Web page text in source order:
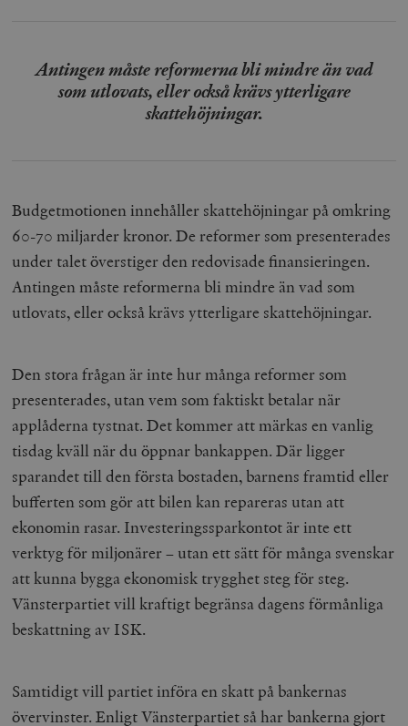
Antingen måste reformerna bli mindre än vad
som utlovats, eller också krävs ytterligare
skattehöjningar.
Budgetmotionen innehåller skattehöjningar på omkring
60-70 miljarder kronor. De reformer som presenterades
under talet överstiger den redovisade finansieringen.
Antingen måste reformerna bli mindre än vad som
utlovats, eller också krävs ytterligare skattehöjningar.
Den stora frågan är inte hur många reformer som
presenterades, utan vem som faktiskt betalar när
applåderna tystnat. Det kommer att märkas en vanlig
tisdag kväll när du öppnar bankappen. Där ligger
sparandet till den första bostaden, barnens framtid eller
bufferten som gör att bilen kan repareras utan att
ekonomin rasar. Investeringssparkontot är inte ett
verktyg för miljonärer – utan ett sätt för många svenskar
att kunna bygga ekonomisk trygghet steg för steg.
Vänsterpartiet vill kraftigt begränsa dagens förmånliga
beskattning av ISK.
Samtidigt vill partiet införa en skatt på bankernas
övervinster. Enligt Vänsterpartiet så har bankerna gjort